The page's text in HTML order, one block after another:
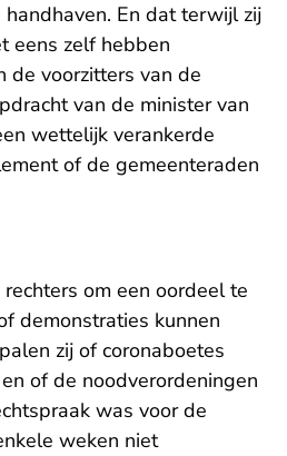
En dat terwijl zij
eens zelf hebben
de voorzitters van de
van de minister van
wettelijk verankerde
of de gemeenteraden
om een oordeel te
demonstraties kunnen
zij of coronaboetes
of de noodverordeningen
was voor de
weken niet